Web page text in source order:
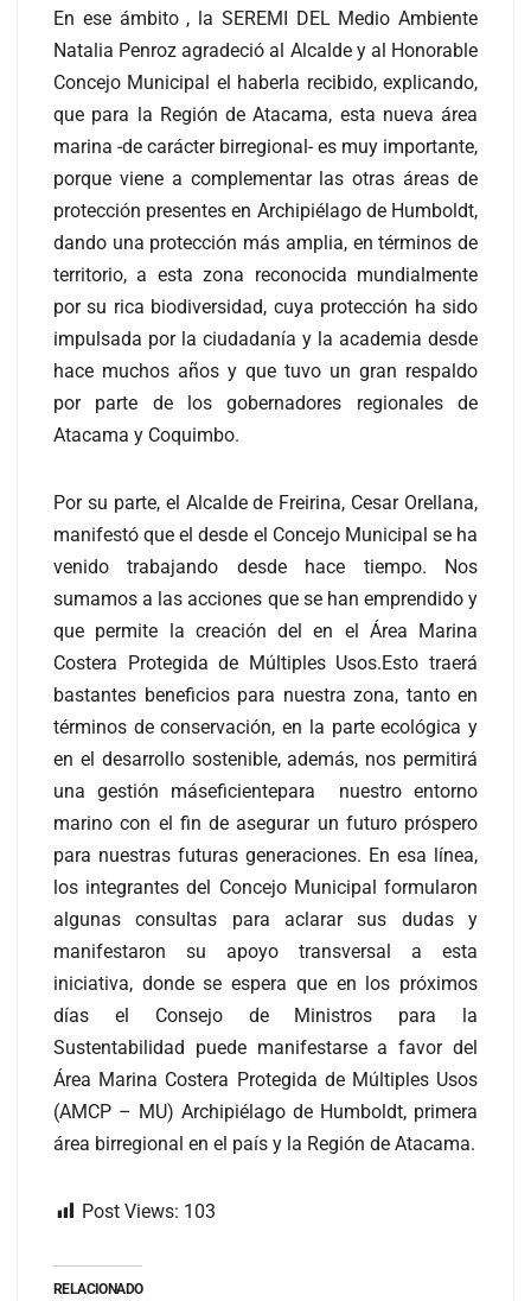
En ese ámbito , la SEREMI DEL Medio Ambiente
Natalia Penroz agradeció al Alcalde y al Honorable
Concejo Municipal el haberla recibido, explicando,
que para la Región de Atacama, esta nueva área
marina -de carácter birregional- es muy importante,
porque viene a complementar las otras áreas de
protección presentes en Archipiélago de Humboldt,
dando una protección más amplia, en términos de
territorio, a esta zona reconocida mundialmente
por su rica biodiversidad, cuya protección ha sido
impulsada por la ciudadanía y la academia desde
hace muchos años y que tuvo un gran respaldo
por parte de los gobernadores regionales de
Atacama y Coquimbo.
Por su parte, el Alcalde de Freirina, Cesar Orellana,
manifestó que el desde el Concejo Municipal se ha
venido trabajando desde hace tiempo. Nos
sumamos a las acciones que se han emprendido y
que permite la creación del en el Área Marina
Costera Protegida de Múltiples Usos.Esto traerá
bastantes beneficios para nuestra zona, tanto en
términos de conservación, en la parte ecológica y
en el desarrollo sostenible, además, nos permitirá
una gestión máseficientepara nuestro entorno
marino con el fin de asegurar un futuro próspero
para nuestras futuras generaciones. En esa línea,
los integrantes del Concejo Municipal formularon
algunas consultas para aclarar sus dudas y
manifestaron su apoyo transversal a esta
iniciativa, donde se espera que en los próximos
días el Consejo de Ministros para la
Sustentabilidad puede manifestarse a favor del
Área Marina Costera Protegida de Múltiples Usos
(AMCP – MU) Archipiélago de Humboldt, primera
área birregional en el país y la Región de Atacama.
Post Views: 103
RELACIONADO